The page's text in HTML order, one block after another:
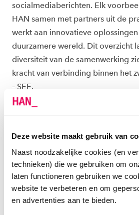
Deze website maakt gebruik van
Naast noodzakelijke cookies (en
technieken) die we gebruiken om
laten functioneren gebruiken we
website te verbeteren en om
en advertenties aan te bieden.
socialmediaberichten. Elk
HAN samen met partners uit de
werkt aan innovatieve
duurzamere wereld. Dit overzicht
diversiteit van de samenwerking
kracht van verbinding binnen het
– SEE.